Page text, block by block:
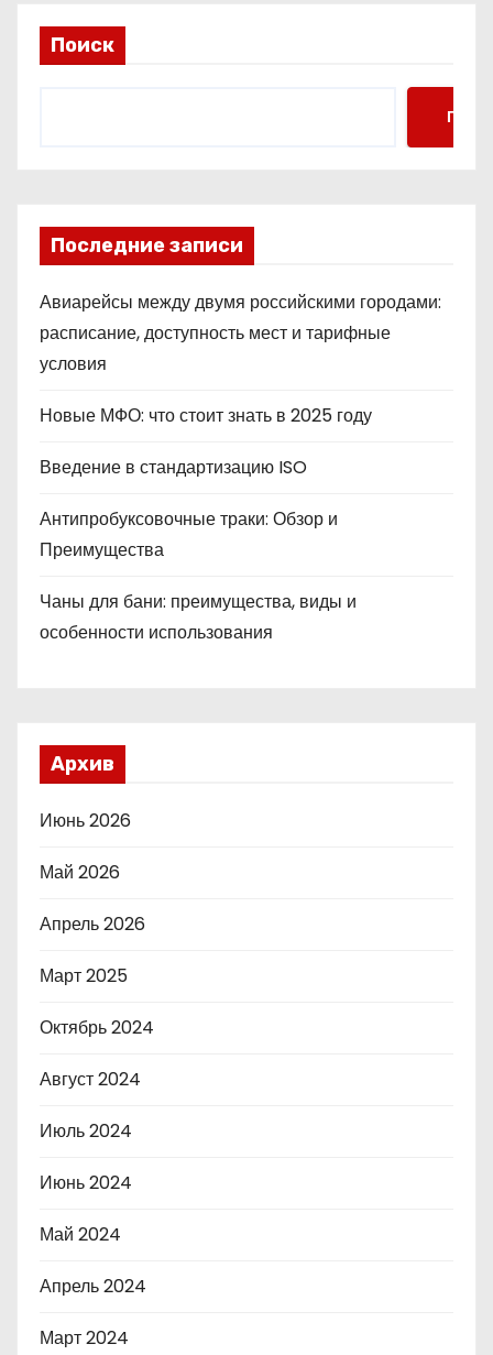
Поиск
Поиск
Последние записи
Авиарейсы между двумя российскими городами:
расписание, доступность мест и тарифные
условия
Новые МФО: что стоит знать в 2025 году
Введение в стандартизацию ISO
Антипробуксовочные траки: Обзор и
Преимущества
Чаны для бани: преимущества, виды и
особенности использования
Архив
Июнь 2026
Май 2026
Апрель 2026
Март 2025
Октябрь 2024
Август 2024
Июль 2024
Июнь 2024
Май 2024
Апрель 2024
Март 2024